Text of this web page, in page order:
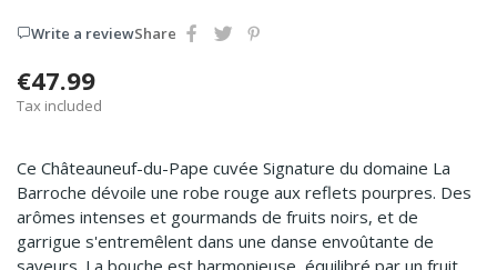
Write a reviewShare
€47.99
Tax included
Ce Châteauneuf-du-Pape cuvée Signature du domaine La
Barroche dévoile une robe rouge aux reflets pourpres. Des
arômes intenses et gourmands de fruits noirs, et de
garrigue s'entremêlent dans une danse envoûtante de
saveurs. La bouche est harmonieuse, équilibré par un fruit